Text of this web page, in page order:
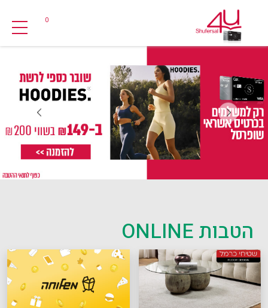
0
הטבות ONLINE